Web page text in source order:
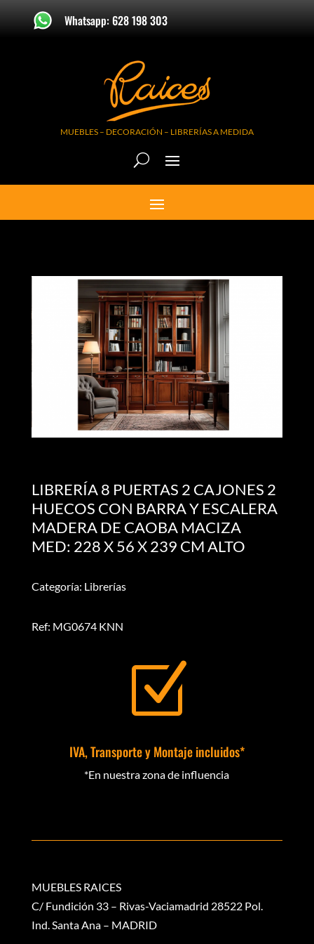
Whatsapp: 628 198 303
MUEBLES – DECORACIÓN – LIBRERÍAS A MEDIDA
LIBRERÍA 8 PUERTAS 2 CAJONES 2
HUECOS CON BARRA Y ESCALERA
MADERA DE CAOBA MACIZA
MED: 228 X 56 X 239 CM ALTO
Categoría: Librerías
Ref: MG0674 KNN
Z
IVA, Transporte y Montaje incluidos*
*En nuestra zona de influencia
MUEBLES RAICES
C/ Fundición 33 – Rivas-Vaciamadrid 28522 Pol.
Ind. Santa Ana – MADRID